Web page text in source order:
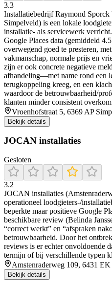
3.3
Installatiebedrijf Raymond Sporck
Simpelveld) is een lokale
installatie- als servicewerk
Google Places data (gemiddeld
overwegend goed te presteren,
vakmanschap, normale prijs en
zijn er ook concrete negatieve
afhandeling—met name rond een
terugkoppeling kreeg, en een
waardoor de betrouwbaarheid/
klanten minder consistent
Vroenhofstraat 5, 6369 AP
Bekijk details
JOCAN installaties
Gesloten
3.2
JOCAN installaties
operationeel loodgieters-/
beperkte maar positieve Google
beschikbare review (Belinda
“correct werkt” en “afspraken
betrouwbaarheid. Door het
reviews is er echter onvoldoende
termijn of bij verschillende typen
Amstenraderweg 109, 6431
Bekijk details